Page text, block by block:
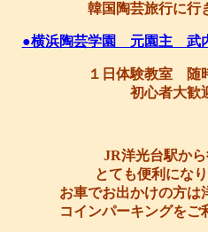
韓国陶芸旅行に行
●横浜陶芸学園 元園主 武
１日体験教室 随
初心者大歓
JR洋光台駅か
とても便利になり
お車でお出かけの方は
コインパーキングをご